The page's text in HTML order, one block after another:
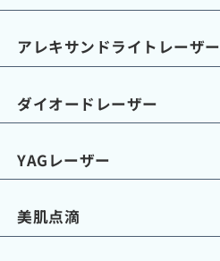
アレキサンドライトレーザー
ダイオードレーザー
YAGレーザー
美肌点滴